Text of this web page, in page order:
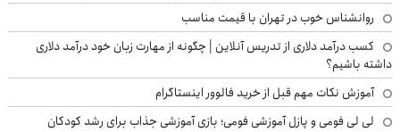
روانشناس خوب در تهران با قیمت مناسب
کسب درآمد دلاری از تدریس آنلاین | چگونه از مهارت زبان خود درآمد دلاری
داشته باشیم؟
آموزش نکات مهم قبل از خرید فالوور اینستاگرام
لی لی فومی و پازل آموزشی فومی؛ بازی آموزشی جذاب برای رشد کودکان